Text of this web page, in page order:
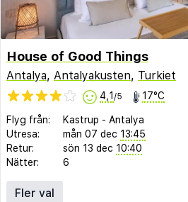
House of Good Things
Antalya, Antalyakusten, Turkiet
4,1 /5 17°C
Flyg från: Kastrup - Antalya
Utresa:
mån 07 dec 13:45
Retur:
sön 13 dec 10:40
Nätter:
6
Fler val